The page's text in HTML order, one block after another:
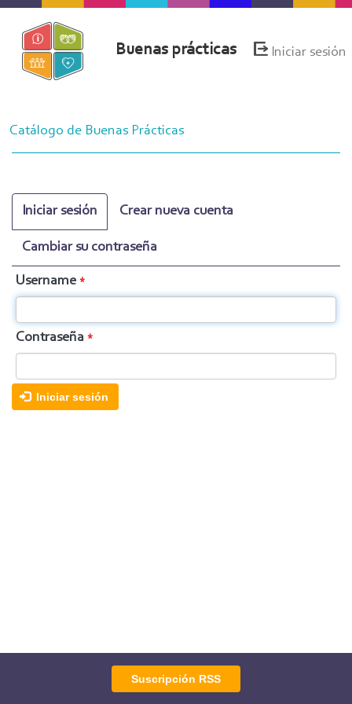
Pasar
contenido
principal
Buenas prácticas
Menú
de
Iniciar sesión
principal
Catálogo de Buenas Prácticas
Solapas
principales
Iniciar sesión (solapa
activa)
Crear nueva cuenta
Cambiar su contraseña
Username
Contraseña
Iniciar sesión
Suscripción RSS